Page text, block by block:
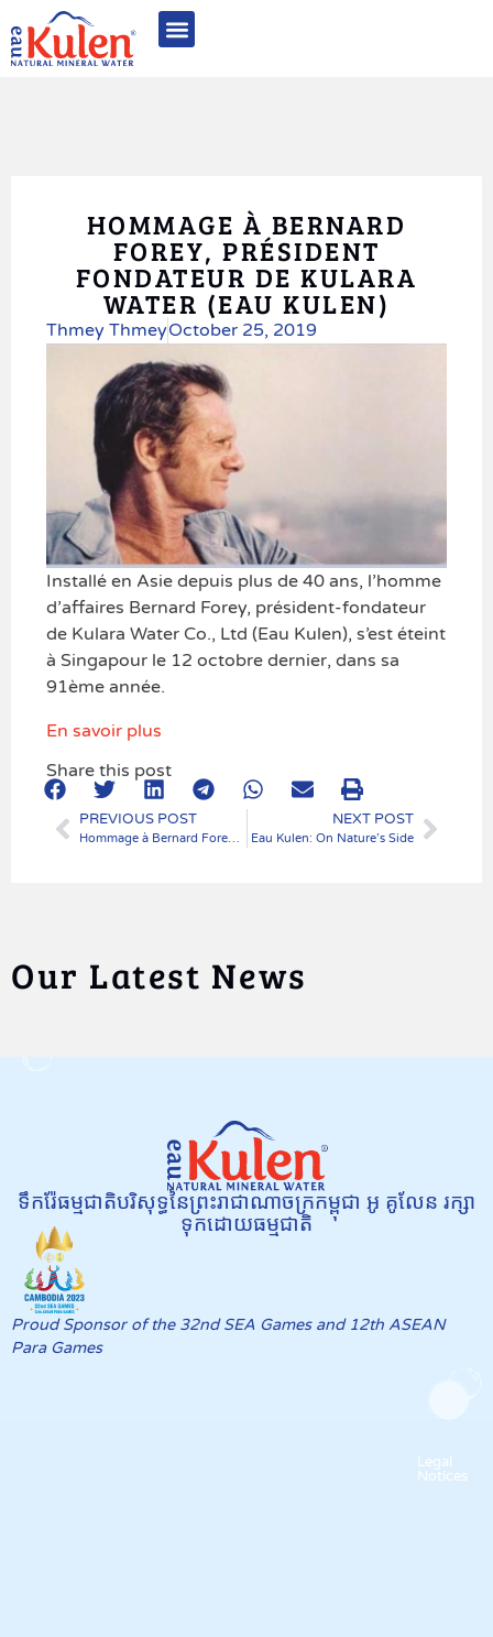
HOMMAGE À BERNARD
FOREY, PRÉSIDENT
FONDATEUR DE KULARA
WATER (EAU KULEN)
Thmey ThmeyOctober 25, 2019
Installé en Asie depuis plus de 40 ans, l’homme
d’affaires Bernard Forey, président-fondateur
de Kulara Water Co., Ltd (Eau Kulen), s’est éteint
à Singapour le 12 octobre dernier, dans sa
91ème année.
En savoir plus
Share this post
PREVIOUS POST
Hommage à Bernard Forey, président fondateur de Kulara Water (Eau Kulen)
NEXT POST
Eau Kulen: On Nature’s Side
Our Latest News
ទឹករ៉ែធម្មជាតិបរិសុទ្ធនៃព្រះរាជាណាចក្រកម្ពុជា អូ គូលែន រក្សា
ទុកដោយធម្មជាតិ
Proud Sponsor of the 32nd SEA Games and 12th ASEAN
Para Games
Legal
Notices